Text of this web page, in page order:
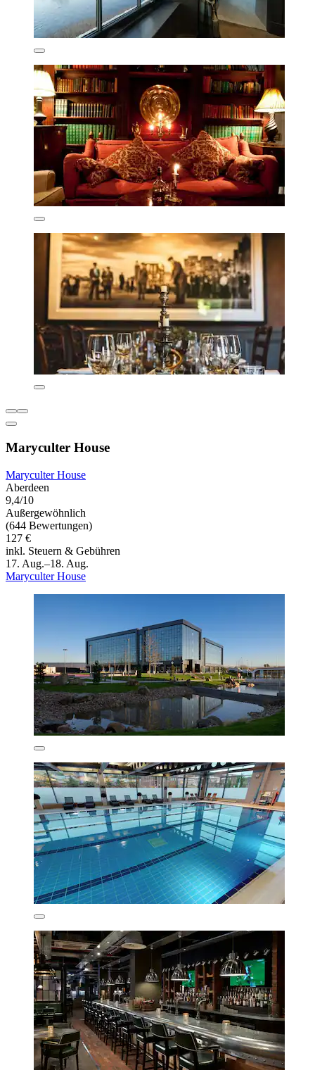
Maryculter House
Maryculter House
Aberdeen
9,4/10
Außergewöhnlich
(644 Bewertungen)
127 €
inkl. Steuern & Gebühren
17. Aug.–18. Aug.
Maryculter House